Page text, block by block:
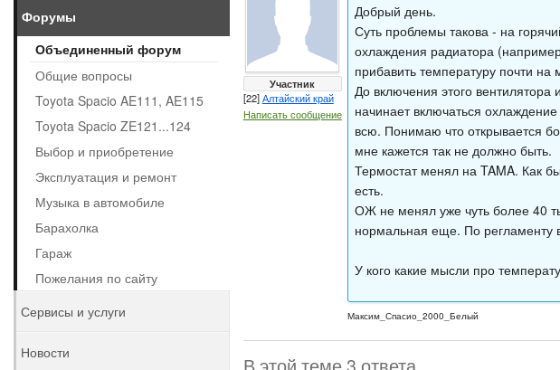
Участник
[22]Алтайский край
Написать сообщение
Добрый день.
Суть проблемы такова - на
охлаждения радиатора
прибавить температуру почти на
До включения этого вентилятора
начинает включаться
всю. Понимаю что открывается
мне кажется так не должно быть.
Термостат менял на TAMA. Как
есть.
ОЖ не менял уже чуть более 40
нормальная еще. По регламенту
У кого какие мысли про
Максим_Спасио_2000_Белый
Форумы
Объединенный форум
Общие вопросы
Toyota Spacio AE111, AE115
Toyota Spacio ZE121...124
Выбор и приобретение
Эксплуатация и ремонт
Музыка в автомобиле
Барахолка
Гараж
Пожелания по сайту
Сервисы и услуги
Новости